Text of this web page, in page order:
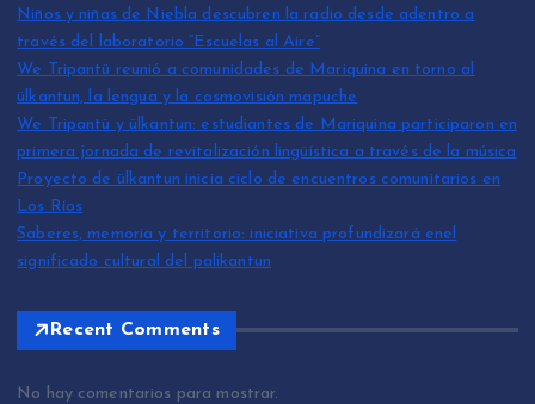
Niños y niñas de Niebla descubren la radio desde adentro a
través del laboratorio “Escuelas al Aire”
We Tripantü reunió a comunidades de Mariquina en torno al
ülkantun, la lengua y la cosmovisión mapuche
We Tripantü y ülkantun: estudiantes de Mariquina participaron en
primera jornada de revitalización lingüística a través de la música
Proyecto de ülkantun inicia ciclo de encuentros comunitarios en
Los Ríos
Saberes, memoria y territorio: iniciativa profundizará enel
significado cultural del palikantun
Recent Comments
No hay comentarios para mostrar.